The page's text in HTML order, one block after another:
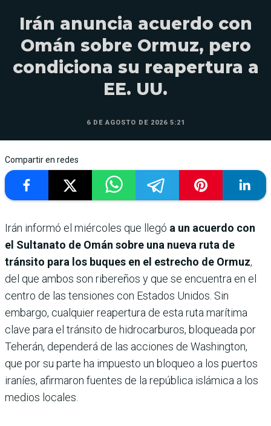
Irán anuncia acuerdo con
Omán sobre Ormuz, pero
condiciona su reapertura a
EE. UU.
6 DE AGOSTO DE 2026 5:21
Compartir en redes
Irán informó el miércoles que llegó a un acuerdo con
el Sultanato de Omán sobre una nueva ruta de
tránsito para los buques en el estrecho de Ormuz,
del que ambos son ribereños y que se encuentra en el
centro de las tensiones con Estados Unidos. Sin
embargo, cualquier reapertura de esta ruta marítima
clave para el tránsito de hidrocarburos, bloqueada por
Teherán, dependerá de las acciones de Washington,
que por su parte ha impuesto un bloqueo a los puertos
iraníes, afirmaron fuentes de la república islámica a los
medios locales.